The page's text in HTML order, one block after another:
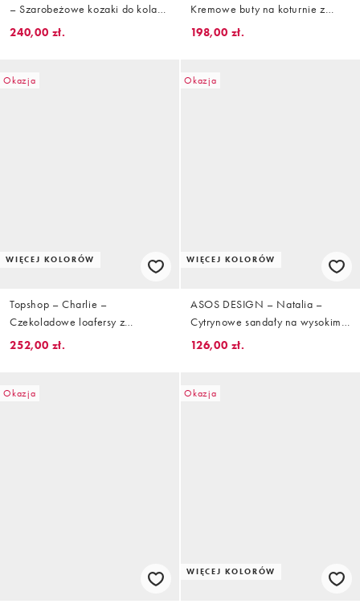
– Szarobeżowe kozaki do kolan
z imitacji zamszu, z uprzężą
240,00 zł.
Kremowe buty na koturnie z
kokardką
198,00 zł.
Okazja
WIĘCEJ KOLORÓW
Topshop – Charlie –
Czekoladowe loafersy z
naturalnego zamszu na płaskiej
252,00 zł.
Okazja
WIĘCEJ KOLORÓW
ASOS DESIGN – Natalia –
Cytrynowe sandały na wysokim
obcasie z paskami w kształcie
126,00 zł.
Okazja Okazja
WIĘCEJ KOLORÓW